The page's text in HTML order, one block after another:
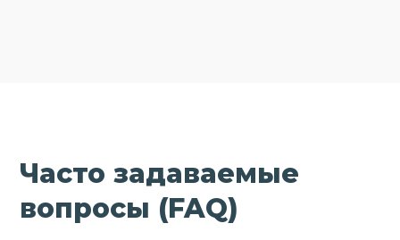
Часто задаваемые
вопросы (FAQ)